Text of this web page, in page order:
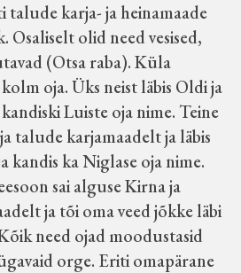
karja- ja heinamaade
Osaliselt olid need vesised,
(Otsa raba). Küla
oja. Üks neist läbis Oldi ja
Luiste oja nime. Teine
talude karjamaadelt ja läbis
kandis ka Niglase oja nime.
sai alguse Kirna ja
ja tõi oma veed jõkke läbi
need ojad moodustasid
orge. Eriti omapärane